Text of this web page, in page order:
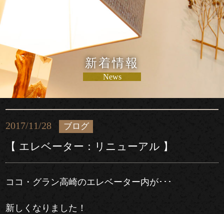
新着情報
News
2017/11/28 ブログ
【 エレベーター：リニューアル 】
ココ・グラン高崎のエレベーター内が･･･
新しくなりました！